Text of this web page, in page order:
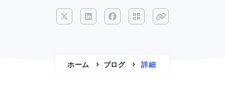
ホーム ブログ 詳細